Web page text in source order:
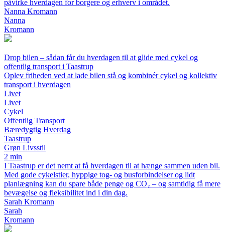
påvirke hverdagen for borgere og erhverv i området.
Nanna Kromann
Nanna
Kromann
Drop bilen – sådan får du hverdagen til at glide med cykel og
offentlig transport i Taastrup
Oplev friheden ved at lade bilen stå og kombinér cykel og kollektiv
transport i hverdagen
Livet
Livet
Cykel
Offentlig Transport
Bæredygtig Hverdag
Taastrup
Grøn Livsstil
2 min
I Taastrup er det nemt at få hverdagen til at hænge sammen uden bil.
Med gode cykelstier, hyppige tog- og busforbindelser og lidt
planlægning kan du spare både penge og CO₂ – og samtidig få mere
bevægelse og fleksibilitet ind i din dag.
Sarah Kromann
Sarah
Kromann